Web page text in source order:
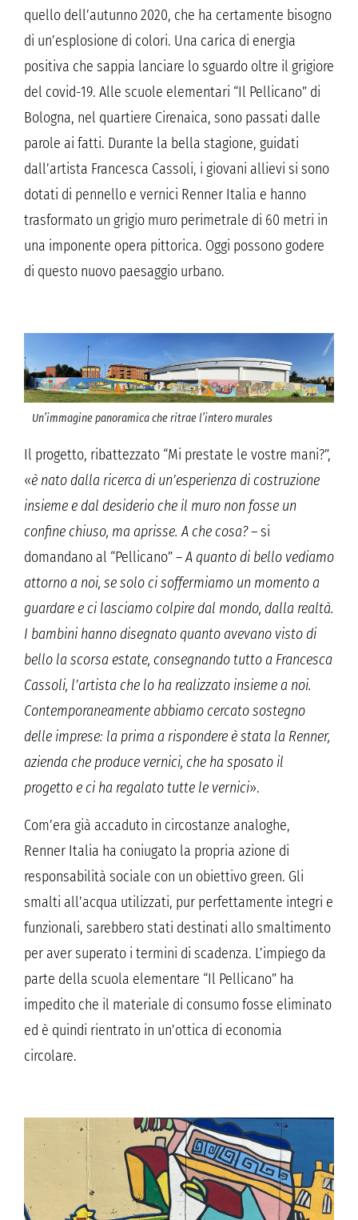
quello dell’autunno 2020, che ha certamente bisogno
di un’esplosione di colori. Una carica di energia
positiva che sappia lanciare lo sguardo oltre il grigiore
del covid-19. Alle scuole elementari “Il Pellicano” di
Bologna, nel quartiere Cirenaica, sono passati dalle
parole ai fatti. Durante la bella stagione, guidati
dall’artista Francesca Cassoli, i giovani allievi si sono
dotati di pennello e vernici Renner Italia e hanno
trasformato un grigio muro perimetrale di 60 metri in
una imponente opera pittorica. Oggi possono godere
di questo nuovo paesaggio urbano.
Un’immagine panoramica che ritrae l’intero murales
Il progetto, ribattezzato “Mi prestate le vostre mani?”,
«è nato dalla ricerca di un’esperienza di costruzione
insieme e dal desiderio che il muro non fosse un
confine chiuso, ma aprisse. A che cosa?– si
domandano al “Pellicano” –A quanto di bello vediamo
attorno a noi, se solo ci soffermiamo un momento a
guardare e ci lasciamo colpire dal mondo, dalla realtà.
I bambini hanno disegnato quanto avevano visto di
bello la scorsa estate, consegnando tutto a Francesca
Cassoli, l’artista che lo ha realizzato insieme a noi.
Contemporaneamente abbiamo cercato sostegno
delle imprese: la prima a rispondere è stata la Renner,
azienda che produce vernici, che ha sposato il
progetto e ci ha regalato tutte le vernici».
Com’era già accaduto in circostanze analoghe,
Renner Italia ha coniugato la propria azione di
responsabilità sociale con un obiettivo green. Gli
smalti all’acqua utilizzati, pur perfettamente integri e
funzionali, sarebbero stati destinati allo smaltimento
per aver superato i termini di scadenza. L’impiego da
parte della scuola elementare “Il Pellicano” ha
impedito che il materiale di consumo fosse eliminato
ed è quindi rientrato in un’ottica di economia
circolare.